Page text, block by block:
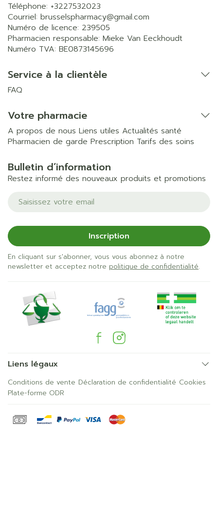
Téléphone: +3227532023
Courriel: brusselspharmacy@gmail.com
Numéro de licence: 239505
Pharmacien responsable: Mieke Van Eeckhoudt
Numéro TVA: BE0873145696
Service à la clientèle
FAQ
Votre pharmacie
A propos de nous Liens utiles Actualités santé
Pharmacien de garde Prescription Tarifs des soins
Bulletin d’information
Restez informé des nouveaux produits et promotions
Adresse mail
Inscription
En cliquant sur s'abonner, vous vous abonnez à notre
newsletter et acceptez notre politique de confidentialité.
Liens légaux
Conditions de vente Déclaration de confidentialité Cookies
Plate-forme ODR